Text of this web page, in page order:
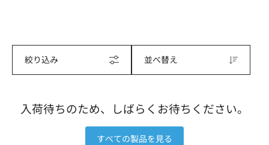
絞り込み 並べ替え
入荷待ちのため、しばらくお待ちください。
すべての製品を見る